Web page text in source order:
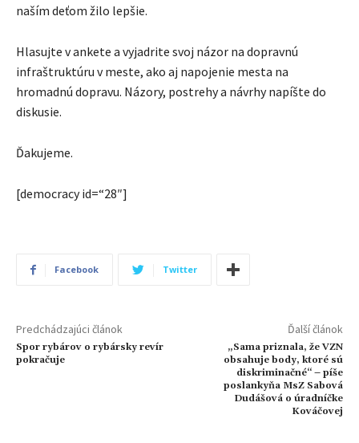
naším deťom žilo lepšie.
Hlasujte v ankete a vyjadrite svoj názor na dopravnú
infraštruktúru v meste, ako aj napojenie mesta na
hromadnú dopravu. Názory, postrehy a návrhy napíšte do
diskusie.
Ďakujeme.
[democracy id=“28″]
Facebook Twitter
Predchádzajúci článok
Spor rybárov o rybársky revír
pokračuje
Ďalší článok
„Sama priznala, že VZN
obsahuje body, ktoré sú
diskriminačné“ – píše
poslankyňa MsZ Sabová
Dudášová o úradníčke
Kováčovej